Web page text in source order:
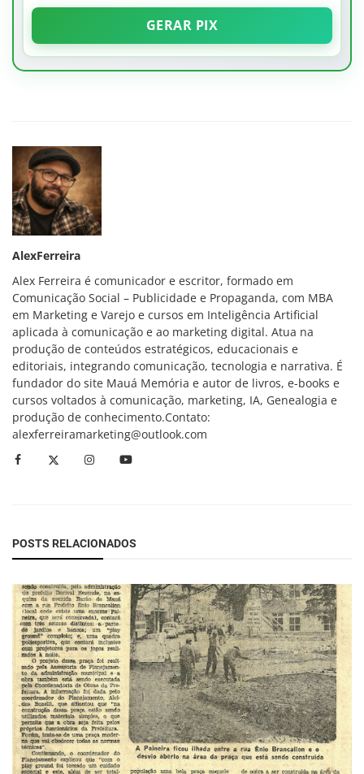
GERAR PIX
AlexFerreira
Alex Ferreira é comunicador e escritor, formado em
Comunicação Social – Publicidade e Propaganda, com MBA
em Marketing e Varejo e cursos em Inteligência Artificial
aplicada à comunicação e ao marketing digital. Atua na
produção de conteúdos estratégicos, educacionais e
editoriais, integrando comunicação, tecnologia e narrativa. É
fundador do site Mauá Memória e autor de livros, e-books e
cursos voltados à comunicação, marketing, IA, Genealogia e
produção de conhecimento.Contato:
alexferreiramarketing@outlook.com
POSTS RELACIONADOS